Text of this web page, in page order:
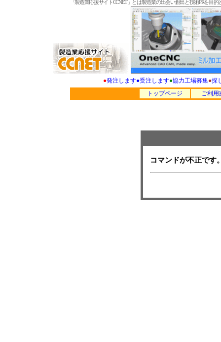
「製造業応援サイトCCNET」とは製造業の出会い創出と技術PRを
●発注します●受注します●協力工場募集●探
トップページ
ご利用
コマンドが不正です